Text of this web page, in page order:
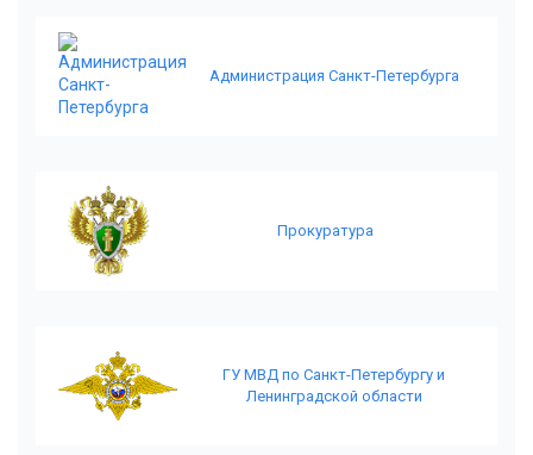
Администрация Санкт-Петербурга
Прокуратура
ГУ МВД по Санкт-Петербургу и
Ленинградской области